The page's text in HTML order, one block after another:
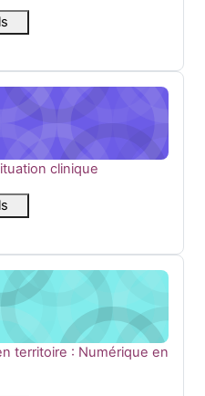
clinique
clinique
territoire : Numérique en
territoire : Numérique en